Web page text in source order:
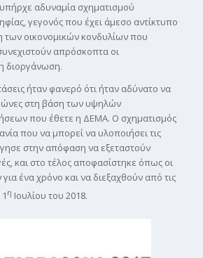
αδυναμία σχηματισμού
γεγονός που έχει άμεσο αντίκτυπο
οικονομικών κονδυλίων που
απρόσκοπτα οι
διοργάνωση.
ήταν φανερό ότι ήταν αδύνατο να
στη βάση των υψηλών
που έθετε η ΔΕΜΑ. Ο σχηματισμός
που να μπορεί να υλοποιήσει τις
στην απόφαση να εξεταστούν
και στο τέλος αποφασίστηκε όπως οι
ένα χρόνο και να διεξαχθούν από τις
η Ιουλίου του 2018.